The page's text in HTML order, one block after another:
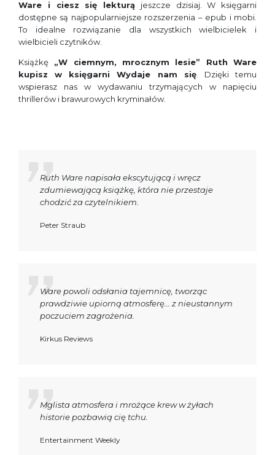
Ware i ciesz się lekturą jeszcze dzisiaj. W księgarni
dostępne są najpopularniejsze rozszerzenia – epub i mobi.
To idealne rozwiązanie dla wszystkich wielbicielek i
wielbicieli czytników.
Książkę „W ciemnym, mrocznym lesie” Ruth Ware
kupisz w księgarni Wydaje nam się. Dzięki temu
wspierasz nas w wydawaniu trzymających w napięciu
thrillerów i brawurowych kryminałów.
Ruth Ware napisała ekscytującą i wręcz
zdumiewającą książkę, która nie przestaje
chodzić za czytelnikiem.
Peter Straub
Ware powoli odsłania tajemnicę, tworząc
prawdziwie upiorną atmosferę... z nieustannym
poczuciem zagrożenia.
Kirkus Reviews
Mglista atmosfera i mrożące krew w żyłach
historie pozbawią cię tchu.
Entertainment Weekly